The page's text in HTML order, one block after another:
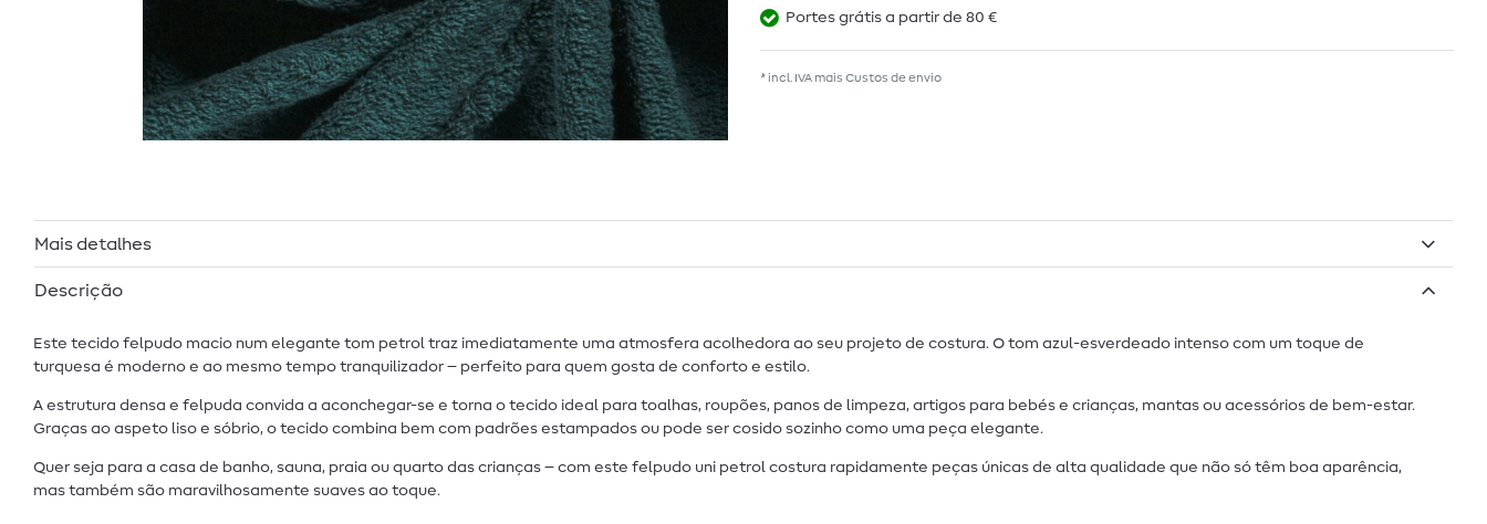
Portes grátis a partir de 80 €
* incl. IVA mais Custos de envio
Mais detalhes
Descrição
Este tecido felpudo macio num elegante tom petrol traz imediatamente uma atmosfera acolhedora ao seu projeto de costura. O tom azul-esverdeado intenso com um toque de
turquesa é moderno e ao mesmo tempo tranquilizador – perfeito para quem gosta de conforto e estilo.
A estrutura densa e felpuda convida a aconchegar-se e torna o tecido ideal para toalhas, roupões, panos de limpeza, artigos para bebés e crianças, mantas ou acessórios de bem-estar.
Graças ao aspeto liso e sóbrio, o tecido combina bem com padrões estampados ou pode ser cosido sozinho como uma peça elegante.
Quer seja para a casa de banho, sauna, praia ou quarto das crianças – com este felpudo uni petrol costura rapidamente peças únicas de alta qualidade que não só têm boa aparência,
mas também são maravilhosamente suaves ao toque.